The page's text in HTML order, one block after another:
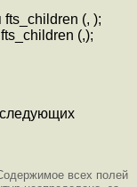
(, );
(,);
всех полей